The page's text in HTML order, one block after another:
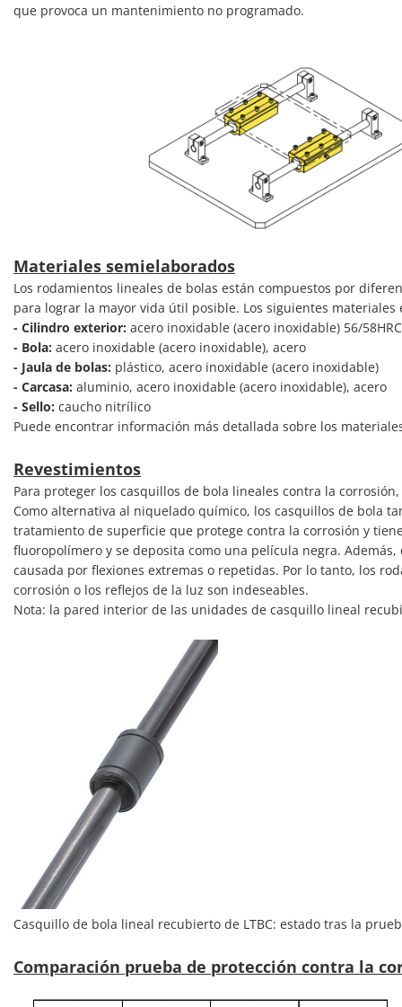
que provoca un mantenimiento no programado.
Materiales semielaborados
Los rodamientos lineales de bolas están compuestos por
para lograr la mayor vida útil posible. Los siguientes materiales
- Cilindro exterior: acero inoxidable (acero inoxidable) 56/
- Bola: acero inoxidable (acero inoxidable), acero
- Jaula de bolas: plástico, acero inoxidable (acero inoxidable)
- Carcasa: aluminio, acero inoxidable (acero inoxidable), acero
- Sello: caucho nitrílico
Puede encontrar información más detallada sobre los
Revestimientos
Para proteger los casquillos de bola lineales contra la
Como alternativa al niquelado químico, los casquillos de bola
tratamiento de superficie que protege contra la corrosión y
fluoropolímero y se deposita como una película negra.
causada por flexiones extremas o repetidas. Por lo tanto, los
corrosión o los reflejos de la luz son indeseables.
Nota: la pared interior de las unidades de casquillo lineal
Casquillo de bola lineal recubierto de LTBC: estado tras la
Comparación prueba de protección contra la